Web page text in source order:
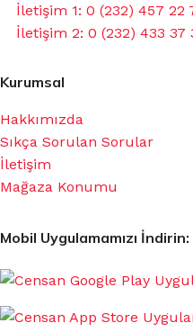
İletişim 1: 0 (232) 457 22
İletişim 2: 0 (232) 433 37
Kurumsal
Hakkımızda
Sıkça Sorulan Sorular
İletişim
Mağaza Konumu
Mobil Uygulamamızı İndirin: